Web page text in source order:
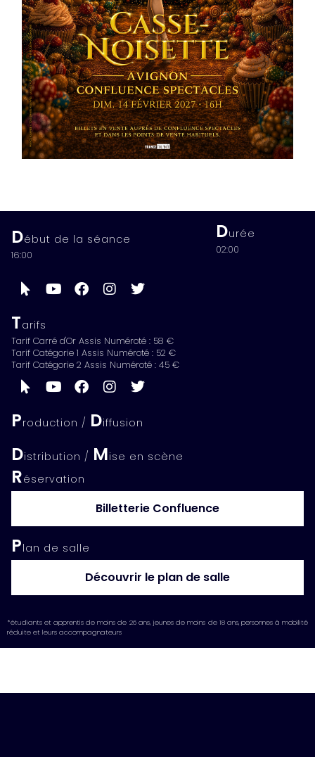
Début de la séance
16:00
Durée
02:00
Tarifs
Tarif Carré d'Or Assis Numéroté : 58 €
Tarif Catégorie 1 Assis Numéroté : 52 €
Tarif Catégorie 2 Assis Numéroté : 45 €
Production / Diffusion
Distribution / Mise en scène
Réservation
Billetterie Confluence
Plan de salle
Découvrir le plan de salle
*étudiants et apprentis de moins de 26 ans, jeunes de moins de 18 ans, personnes à mobilité
réduite et leurs accompagnateurs